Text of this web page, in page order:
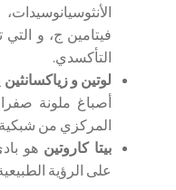
فيتامين ج، و التي
التأكسدي.
لوتين و زياكسانثين
أصباغ ملونة
المركزي من شبكية
بيتا كاروتين هو
على الرؤية